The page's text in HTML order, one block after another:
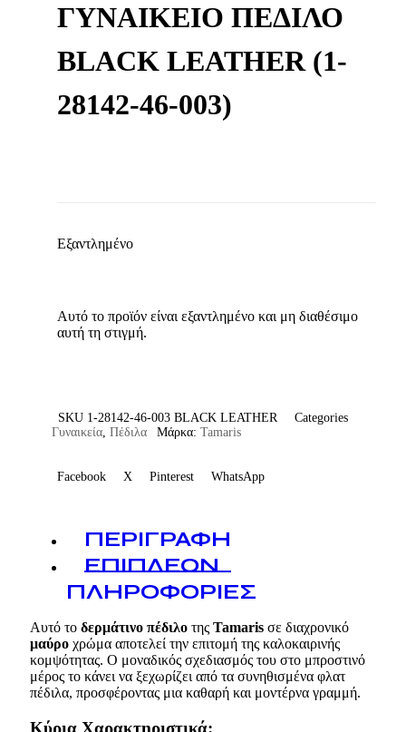
ΓΥΝΑΙΚΕΊΟ ΠΈΔΙΛΟ
BLACK LEATHER (1-
28142-46-003)
Εξαντλημένο
Αυτό το προϊόν είναι εξαντλημένο και μη διαθέσιμο
αυτή τη στιγμή.
SKU 1-28142-46-003 BLACK LEATHER
Categories
Γυναικεία, Πέδιλα Μάρκα: Tamaris
Facebook X Pinterest WhatsApp
ΠΕΡΙΓΡΑΦΉ
ΕΠΙΠΛΈΟΝ
ΠΛΗΡΟΦΟΡΊΕΣ
Αυτό το δερμάτινο πέδιλο της Tamaris σε διαχρονικό
μαύρο χρώμα αποτελεί την επιτομή της καλοκαιρινής
κομψότητας. Ο μοναδικός σχεδιασμός του στο μπροστινό
μέρος το κάνει να ξεχωρίζει από τα συνηθισμένα φλατ
πέδιλα, προσφέροντας μια καθαρή και μοντέρνα γραμμή.
Κύρια Χαρακτηριστικά: